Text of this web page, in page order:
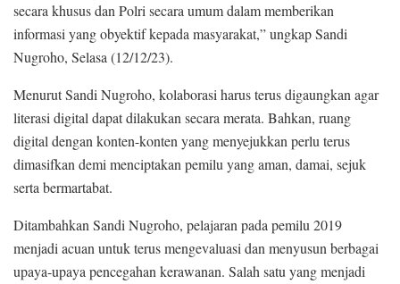
secara khusus dan Polri secara umum dalam memberikan
informasi yang obyektif kepada masyarakat,” ungkap Sandi
Nugroho, Selasa (12/12/23).
Menurut Sandi Nugroho, kolaborasi harus terus digaungkan agar
literasi digital dapat dilakukan secara merata. Bahkan, ruang
digital dengan konten-konten yang menyejukkan perlu terus
dimasifkan demi menciptakan pemilu yang aman, damai, sejuk
serta bermartabat.
Ditambahkan Sandi Nugroho, pelajaran pada pemilu 2019
menjadi acuan untuk terus mengevaluasi dan menyusun berbagai
upaya-upaya pencegahan kerawanan. Salah satu yang menjadi